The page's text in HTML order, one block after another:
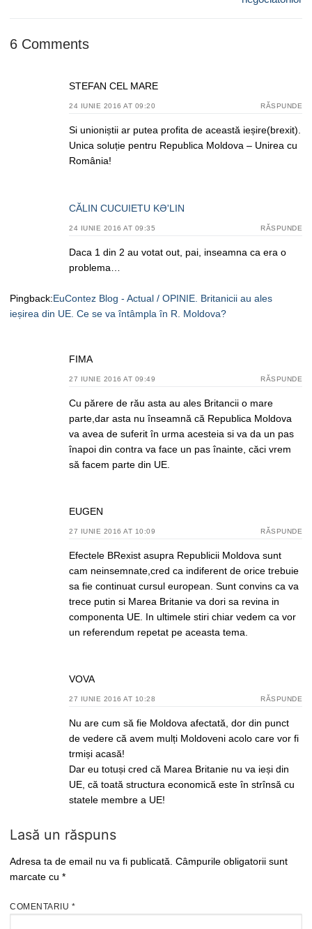
6 Comments
STEFAN CEL MARE
24 IUNIE 2016 AT 09:20 RĂSPUNDE
Si unioniștii ar putea profita de această ieșire(brexit).
Unica soluție pentru Republica Moldova – Unirea cu
România!
CĂLIN CUCUIETU KƏ'LIN
24 IUNIE 2016 AT 09:35 RĂSPUNDE
Daca 1 din 2 au votat out, pai, inseamna ca era o
problema…
Pingback:EuContez Blog - Actual / OPINIE. Britanicii au ales
ieșirea din UE. Ce se va întâmpla în R. Moldova?
FIMA
27 IUNIE 2016 AT 09:49 RĂSPUNDE
Cu părere de rău asta au ales Britancii o mare
parte,dar asta nu înseamnă că Republica Moldova
va avea de suferit în urma acesteia si va da un pas
înapoi din contra va face un pas înainte, căci vrem
să facem parte din UE.
EUGEN
27 IUNIE 2016 AT 10:09 RĂSPUNDE
Efectele BRexist asupra Republicii Moldova sunt
cam neinsemnate,cred ca indiferent de orice trebuie
sa fie continuat cursul european. Sunt convins ca va
trece putin si Marea Britanie va dori sa revina in
componenta UE. In ultimele stiri chiar vedem ca vor
un referendum repetat pe aceasta tema.
VOVA
27 IUNIE 2016 AT 10:28 RĂSPUNDE
Nu are cum să fie Moldova afectată, dor din punct
de vedere că avem mulți Moldoveni acolo care vor fi
trmiși acasă!
Dar eu totuși cred că Marea Britanie nu va ieși din
UE, că toată structura economică este în strînsă cu
statele membre a UE!
Lasă un răspuns
Adresa ta de email nu va fi publicată. Câmpurile obligatorii sunt
marcate cu *
COMENTARIU *